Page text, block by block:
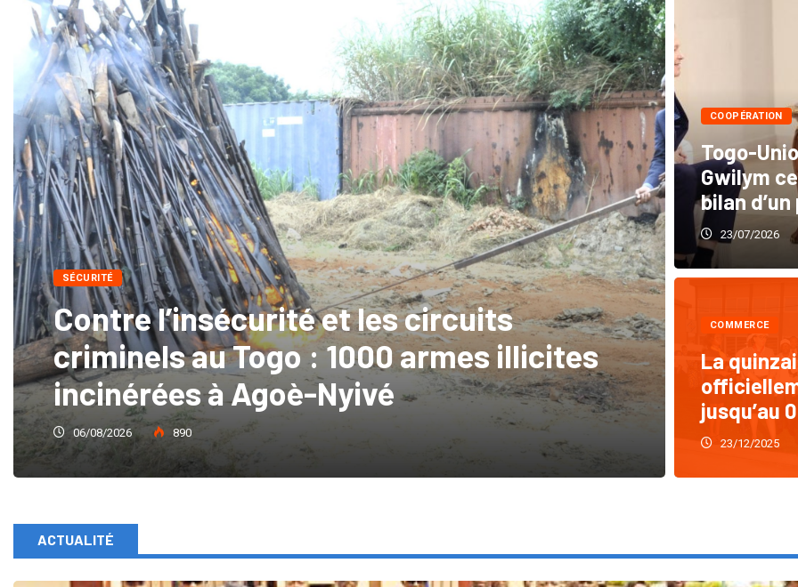
SÉCURITÉ
Contre l’insécurité et les circuits
criminels au Togo : 1000 armes illicites
incinérées à Agoè-Nyivé
06/08/2026 890
Pour
COOPÉRATION
Togo-
Gwilym
bilan
23/07/2026
COMMERCE
La
jusqu’au
23/12/2025
ACTUALITÉ